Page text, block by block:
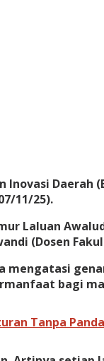
Inovasi Daerah
11/25).
Laluan
(Dosen
bagi
Tanpa